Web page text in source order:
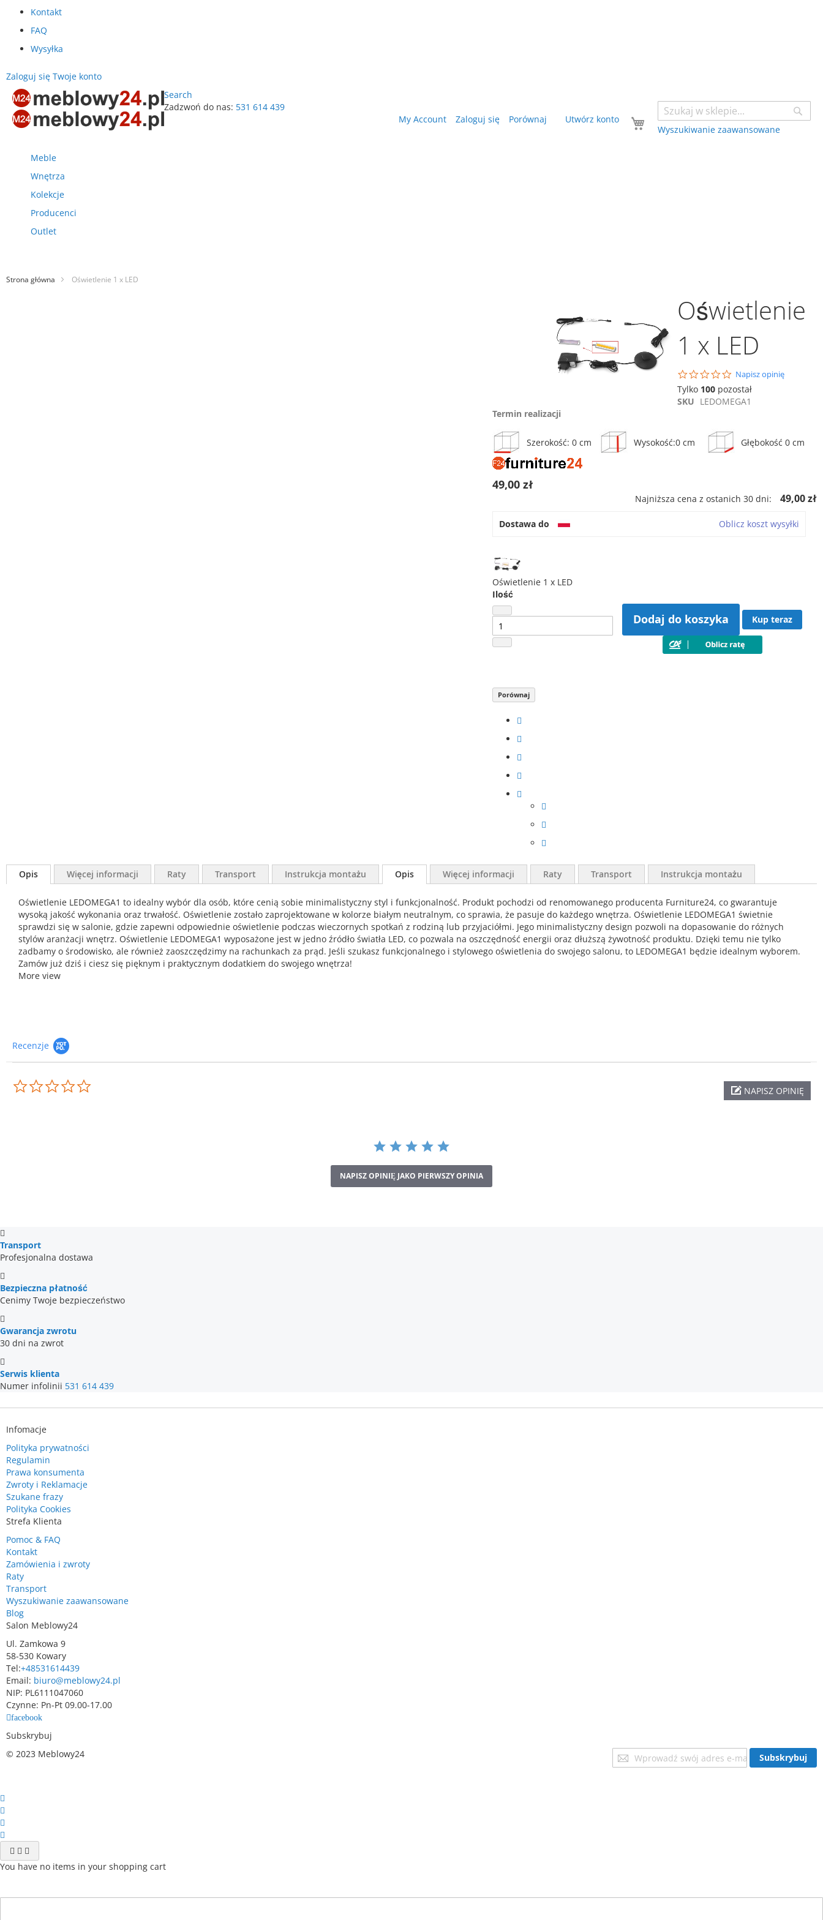
Kontakt
FAQ
Wysyłka
Zaloguj się Twoje konto
Search
Wyszukiwanie zaawansowane
Zadzwoń do nas: 531 614 439
Twój koszyk
My Account Zaloguj się Porównaj Utwórz konto
Meble
Wnętrza
Kolekcje
Producenci
Outlet
Strona główna Oświetlenie 1 x LED
początek
galerii
Oświetlenie
1 x LED
0.0
star
rating
Napisz opinię
Tylko 100 pozostał
SKU LEDOMEGA1
Termin realizacji
Szerokość: 0 cm Wysokość:0 cm Głębokość 0 cm
49,00 zł
Najniższa cena z ostanich 30 dni: 49,00 zł
Dostawa do Oblicz koszt wysyłki
Oświetlenie 1 x LED
Ilość
Dodaj do koszyka Kup teraz
Porównaj
Opis Więcej informacji Raty Transport Instrukcja montażu Opis
Oświetlenie LEDOMEGA1 to idealny wybór dla osób, które cenią sobie minimalistyczny styl i funkcjonalność. Produkt pochodzi od renomowanego producenta Furniture24, co gwarantuje
wysoką jakość wykonania oraz trwałość. Oświetlenie zostało zaprojektowane w kolorze białym neutralnym, co sprawia, że pasuje do każdego wnętrza. Oświetlenie LEDOMEGA1 świetnie
sprawdzi się w salonie, gdzie zapewni odpowiednie oświetlenie podczas wieczornych spotkań z rodziną lub przyjaciółmi. Jego minimalistyczny design pozwoli na dopasowanie do różnych
stylów aranżacji wnętrz. Oświetlenie LEDOMEGA1 wyposażone jest w jedno źródło światła LED, co pozwala na oszczędność energii oraz dłuższą żywotność produktu. Dzięki temu nie tylko
zadbamy o środowisko, ale również zaoszczędzimy na rachunkach za prąd. Jeśli szukasz funkcjonalnego i stylowego oświetlenia do swojego salonu, to LEDOMEGA1 będzie idealnym wyborem.
Zamów już dziś i ciesz się pięknym i praktycznym dodatkiem do swojego wnętrza!
More view
Więcej informacji Raty Transport Instrukcja montażu
Recenzje
NAPISZ OPINIĘ
NAPISZ OPINIĘ JAKO PIERWSZY OPINIA
Transport
Profesjonalna dostawa
Bezpieczna płatność
Cenimy Twoje bezpieczeństwo
Gwarancja zwrotu
30 dni na zwrot
Serwis klienta
Numer infolinii 531 614 439
Infomacje
Polityka prywatności
Regulamin
Prawa konsumenta
Zwroty i Reklamacje
Szukane frazy
Polityka Cookies
Strefa Klienta
Pomoc & FAQ
Kontakt
Zamówienia i zwroty
Raty
Transport
Wyszukiwanie zaawansowane
Blog
Salon Meblowy24
Ul. Zamkowa 9
58-530 Kowary
Tel:+48531614439
Email: biuro@meblowy24.pl
NIP: PL6111047060
Czynne: Pn-Pt 09.00-17.00
facebook
Subskrybuj
Subskrybuj
nasz
Subskrybuj
© 2023 Meblowy24
You have no items in your shopping cart